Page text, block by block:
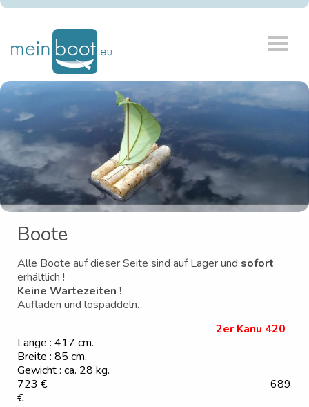
Boote
Alle Boote auf dieser Seite sind auf Lager und sofort
erhältlich !
Keine Wartezeiten !
Aufladen und lospaddeln.
2er Kanu 420
Länge : 417 cm.
Breite : 85 cm.
Gewicht : ca. 28 kg.
723 € 689
€